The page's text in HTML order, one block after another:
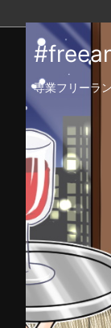
専業フリーラ